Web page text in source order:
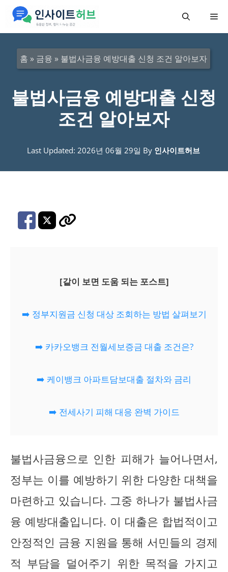
메
홈 » 금융 » 불법사금융 예방대출 신청 조건 알아보자
불법사금융 예방대출 신청
조건 알아보자
Last Updated: 2026년 06월 29일 By 인사이트허브
[같이 보면 도움 되는 포스트]
➡️ 정부지원금 신청 대상 조회하는 방법 살펴보기
➡️ 카카오뱅크 전월세보증금 대출 조건은?
➡️ 케이뱅크 아파트담보대출 절차와 금리
➡️ 전세사기 피해 대응 완벽 가이드
불법사금융으로 인한 피해가 늘어나면서,
정부는 이를 예방하기 위한 다양한 대책을
마련하고 있습니다. 그중 하나가 불법사금
융 예방대출입니다. 이 대출은 합법적이고
안정적인 금융 지원을 통해 서민들의 경제
적 부담을 덜어주기 위한 목적을 가지고